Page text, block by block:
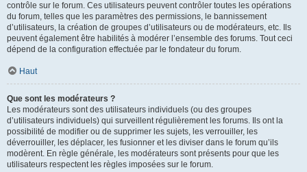
contrôle sur le forum. Ces utilisateurs peuvent contrôler toutes les opérations
du forum, telles que les paramètres des permissions, le bannissement
d’utilisateurs, la création de groupes d’utilisateurs ou de modérateurs, etc. Ils
peuvent également être habilités à modérer l’ensemble des forums. Tout ceci
dépend de la configuration effectuée par le fondateur du forum.
Haut
Que sont les modérateurs ?
Les modérateurs sont des utilisateurs individuels (ou des groupes
d’utilisateurs individuels) qui surveillent régulièrement les forums. Ils ont la
possibilité de modifier ou de supprimer les sujets, les verrouiller, les
déverrouiller, les déplacer, les fusionner et les diviser dans le forum qu’ils
modèrent. En règle générale, les modérateurs sont présents pour que les
utilisateurs respectent les règles imposées sur le forum.